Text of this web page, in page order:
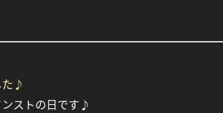
た♪
ストの日です♪